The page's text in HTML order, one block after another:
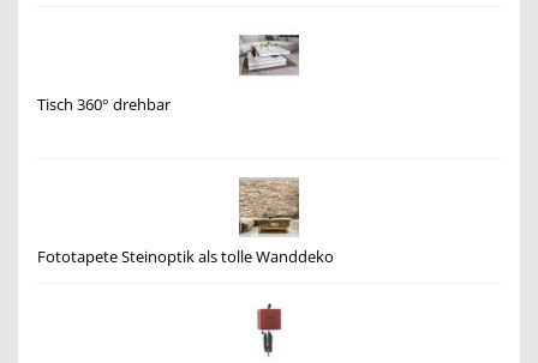
Tisch 360° drehbar
Fototapete Steinoptik als tolle Wanddeko